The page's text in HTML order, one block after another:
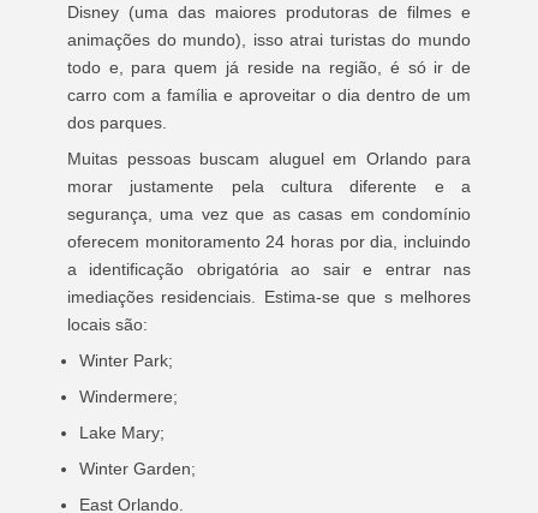
Disney (uma das maiores produtoras de filmes e
animações do mundo), isso atrai turistas do mundo
todo e, para quem já reside na região, é só ir de
carro com a família e aproveitar o dia dentro de um
dos parques.
Muitas pessoas buscam aluguel em Orlando para
morar justamente pela cultura diferente e a
segurança, uma vez que as casas em condomínio
oferecem monitoramento 24 horas por dia, incluindo
a identificação obrigatória ao sair e entrar nas
imediações residenciais. Estima-se que s melhores
locais são:
Winter Park;
Windermere;
Lake Mary;
Winter Garden;
East Orlando.